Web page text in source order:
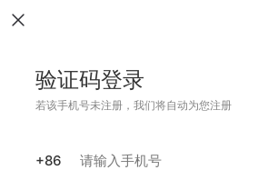
验证码登录
若该手机号未注册，我们将自动为您注册
+86